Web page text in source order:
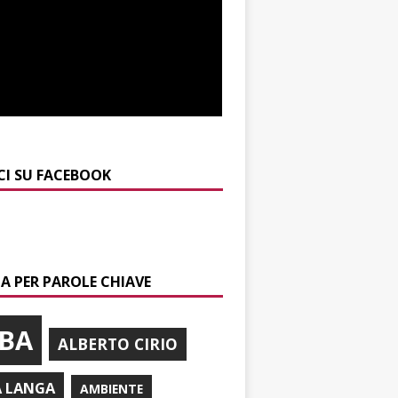
SU FACEBOOK
PER PAROLE CHIAVE
ALBERTO CIRIO
LANGA AMBIENTE